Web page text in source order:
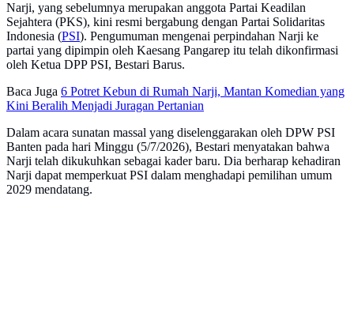
Narji, yang sebelumnya merupakan anggota Partai Keadilan
Sejahtera (PKS), kini resmi bergabung dengan Partai Solidaritas
Indonesia (PSI). Pengumuman mengenai perpindahan Narji ke
partai yang dipimpin oleh Kaesang Pangarep itu telah dikonfirmasi
oleh Ketua DPP PSI, Bestari Barus.
Baca Juga 6 Potret Kebun di Rumah Narji, Mantan Komedian yang
Kini Beralih Menjadi Juragan Pertanian
Dalam acara sunatan massal yang diselenggarakan oleh DPW PSI
Banten pada hari Minggu (5/7/2026), Bestari menyatakan bahwa
Narji telah dikukuhkan sebagai kader baru. Dia berharap kehadiran
Narji dapat memperkuat PSI dalam menghadapi pemilihan umum
2029 mendatang.